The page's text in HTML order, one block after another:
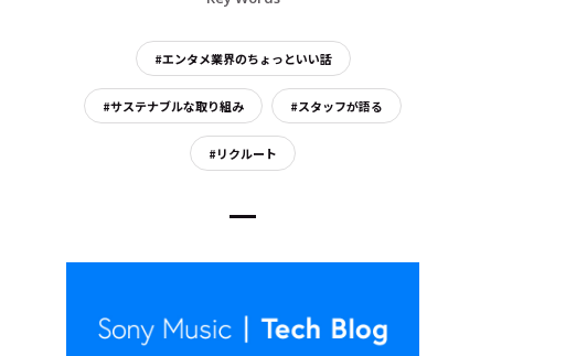
#エンタメ業界のちょっといい話
#サステナブルな取り組み #スタッフが語る
#リクルート